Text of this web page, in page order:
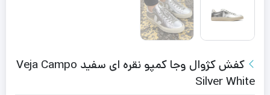
کفش کژوال وجا کمپو نقره ای سفید Veja Campo
Silver White